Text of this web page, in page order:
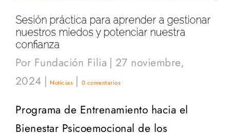
Sesión práctica para aprender a gestionar
nuestros miedos y potenciar nuestra
confianza
Por Fundación Filia | 27 noviembre,
2024 | Noticias | 0 comentarios
Programa de Entrenamiento hacia el
Bienestar Psicoemocional de los